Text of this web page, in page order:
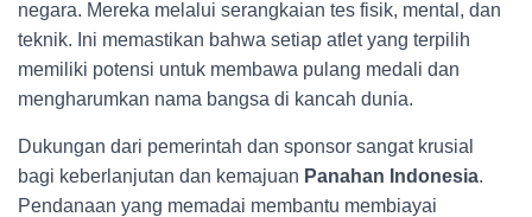
negara. Mereka melalui serangkaian tes fisik, mental, dan
teknik. Ini memastikan bahwa setiap atlet yang terpilih
memiliki potensi untuk membawa pulang medali dan
mengharumkan nama bangsa di kancah dunia.
Dukungan dari pemerintah dan sponsor sangat krusial
bagi keberlanjutan dan kemajuan Panahan Indonesia.
Pendanaan yang memadai membantu membiayai